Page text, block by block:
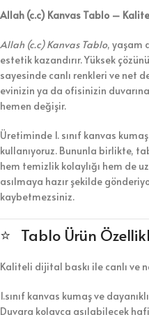
Allah (c.c) Kanvas Tablo –
Allah (c.c) Kanvas Tablo, yaşam
estetik kazandırır. Yüksek
sayesinde canlı renkleri ve net
evinizin ya da ofisinizin
hemen değişir.
Üretiminde 1. sınıf kanvas
kullanıyoruz. Bununla birlikte,
hem temizlik kolaylığı hem de
asılmaya hazır şekilde
kaybetmezsiniz.
⭐ Tablo Ürün
Kaliteli dijital baskı ile canlı ve
1.sınıf kanvas kumaş ve
Duvara kolayca asılabilecek